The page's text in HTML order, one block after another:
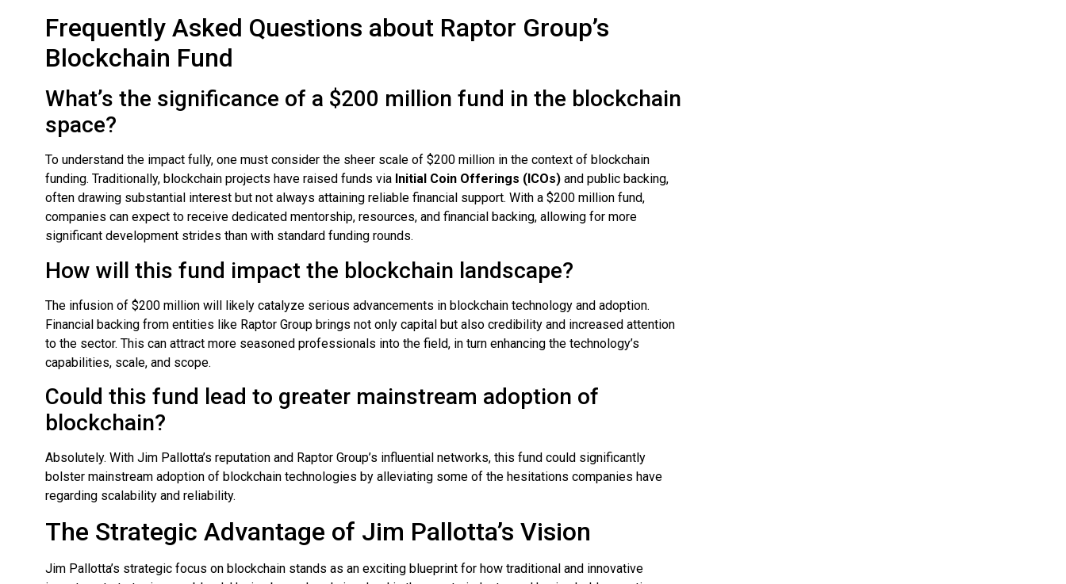
Frequently Asked Questions about Raptor Group’s
Blockchain Fund
What’s the significance of a $200 million fund in the blockchain
space?
To understand the impact fully, one must consider the sheer scale of $200 million in the context of blockchain
funding. Traditionally, blockchain projects have raised funds via Initial Coin Offerings (ICOs) and public backing,
often drawing substantial interest but not always attaining reliable financial support. With a $200 million fund,
companies can expect to receive dedicated mentorship, resources, and financial backing, allowing for more
significant development strides than with standard funding rounds.
How will this fund impact the blockchain landscape?
The infusion of $200 million will likely catalyze serious advancements in blockchain technology and adoption.
Financial backing from entities like Raptor Group brings not only capital but also credibility and increased attention
to the sector. This can attract more seasoned professionals into the field, in turn enhancing the technology’s
capabilities, scale, and scope.
Could this fund lead to greater mainstream adoption of
blockchain?
Absolutely. With Jim Pallotta’s reputation and Raptor Group’s influential networks, this fund could significantly
bolster mainstream adoption of blockchain technologies by alleviating some of the hesitations companies have
regarding scalability and reliability.
The Strategic Advantage of Jim Pallotta’s Vision
Jim Pallotta’s strategic focus on blockchain stands as an exciting blueprint for how traditional and innovative